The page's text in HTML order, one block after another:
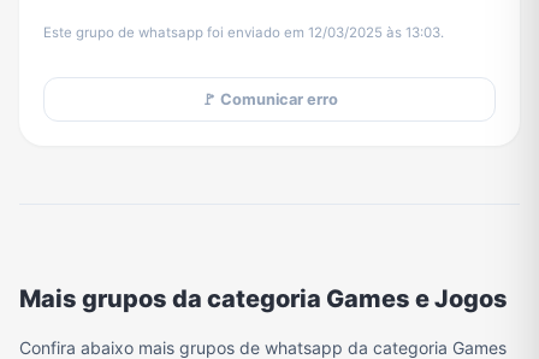
Este grupo de whatsapp foi enviado em 12/03/2025 às 13:03.
🚩 Comunicar erro
Mais grupos da categoria Games e Jogos
Confira abaixo mais grupos de whatsapp da categoria Games